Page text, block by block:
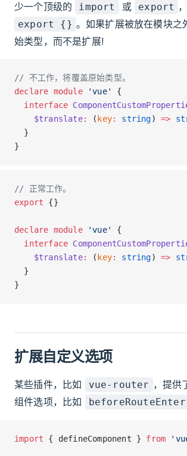
少一个顶级的
import 或 export
export {} 。如果扩展被放在模块之
始类型，而不是扩展!
// 不工作，将覆盖原始类型。
declare module 'vue'
{
  interface
    $translate
: ( key: string) =>
  }
}
// 正常工作。
export {}
declare module 'vue'
{
  interface
    $translate
: ( key: string) =>
  }
}
扩展自定义选项
某些插件，比如 vue-router ，提供
组件选项，比如
beforeRouteEnter
import { defineComponent } from